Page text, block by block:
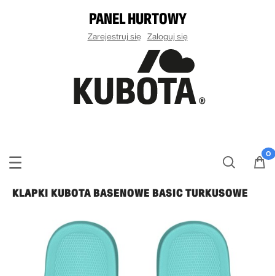
PANEL HURTOWY
Zarejestruj się Zaloguj się
KLAPKI KUBOTA BASENOWE BASIC TURKUSOWE